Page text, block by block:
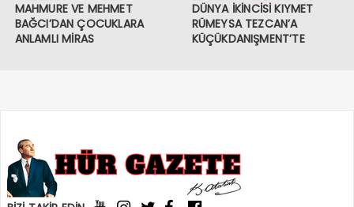
MAHMURE VE MEHMET
BAĞCI’DAN ÇOCUKLARA
ANLAMLI MİRAS
DÜNYA İKİNCİSİ KIYMET
RÜMEYSA TEZCAN’A
KÜÇÜKDANIŞMENT’TE